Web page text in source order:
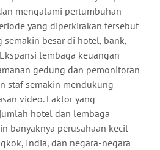
mengalami pertumbuhan
yang diperkirakan tersebut
semakin besar di hotel, bank,
lembaga keuangan
gedung dan pemonitoran
staf semakin mendukung
video. Faktor yang
hotel dan lembaga
banyaknya perusahaan kecil-
India, dan negara-negara